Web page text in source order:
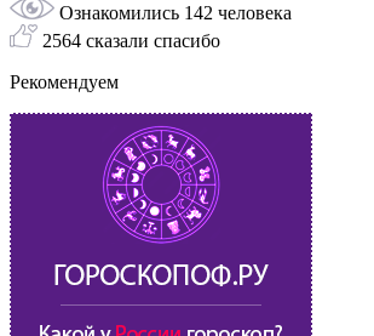
Ознакомились 142 человека
2564 сказали спасибо
Рекомендуем